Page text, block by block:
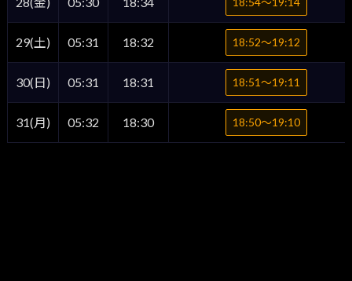
29(土) 05:31 18:32 18:52〜19:12
30(日) 05:31 18:31 18:51〜19:11
31(月) 05:32 18:30 18:50〜19:10